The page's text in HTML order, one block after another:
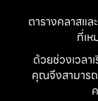
ตารางคลาสแล
ที่เ
ด้วยช่วงเวลา
คุณจึงสามารถ